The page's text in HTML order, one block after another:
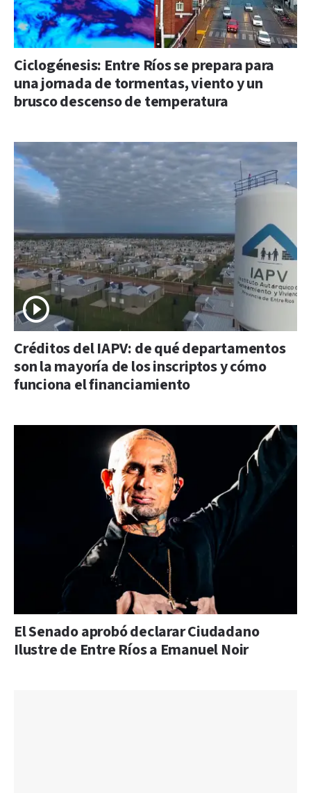
Ciclogénesis: Entre Ríos se prepara para
una jornada de tormentas, viento y un
brusco descenso de temperatura
Créditos del IAPV: de qué departamentos
son la mayoría de los inscriptos y cómo
funciona el financiamiento
El Senado aprobó declarar Ciudadano
Ilustre de Entre Ríos a Emanuel Noir